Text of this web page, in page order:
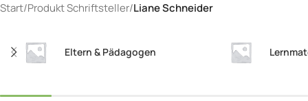
Start/Produkt Schriftsteller/Liane Schneider
Eltern & Pädagogen